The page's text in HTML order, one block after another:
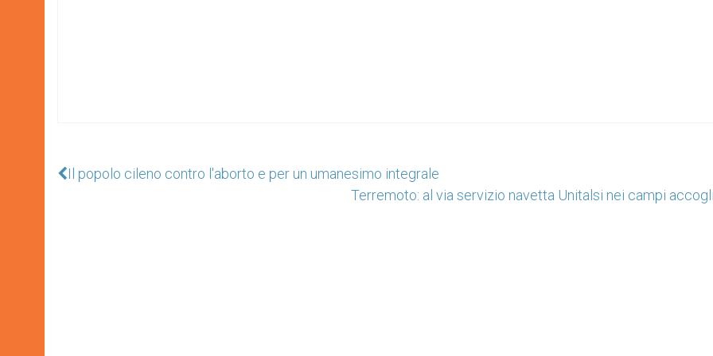
Il popolo cileno contro l'aborto e per un umanesimo integrale
Terremoto: al via servizio navetta Unitalsi nei campi